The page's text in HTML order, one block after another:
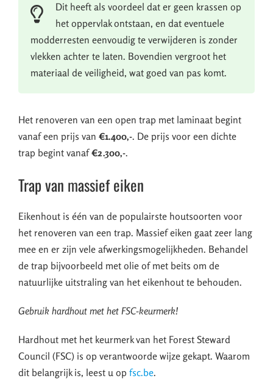
Dit heeft als voordeel dat er geen krassen op
het oppervlak ontstaan, en dat eventuele
modderresten eenvoudig te verwijderen is zonder
vlekken achter te laten. Bovendien vergroot het
materiaal de veiligheid, wat goed van pas komt.
Het renoveren van een open trap met laminaat begint
vanaf een prijs van €1.400,-. De prijs voor een dichte
trap begint vanaf€2.300,-.
Trap van massief eiken
Eikenhout is één van de populairste houtsoorten voor
het renoveren van een trap. Massief eiken gaat zeer lang
mee en er zijn vele afwerkingsmogelijkheden. Behandel
de trap bijvoorbeeld met olie of met beits om de
natuurlijke uitstraling van het eikenhout te behouden.
Gebruik hardhout met het FSC-keurmerk!
Hardhout met het keurmerk van het Forest Steward
Council (FSC) is op verantwoorde wijze gekapt. Waarom
dit belangrijk is, leest u op fsc.be.